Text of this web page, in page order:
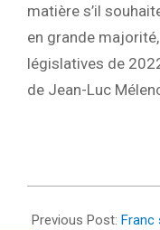
matière s’il
en grande
législatives de
de Jean-Luc
01-
Previous Post: Franc